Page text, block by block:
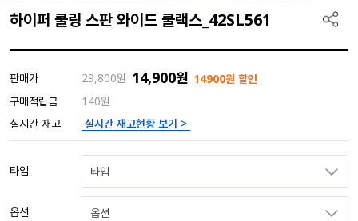
하이퍼 쿨링 스판 와이드 쿨랙스_42SL561
판매가 29,800원 14,900원 14900원 할인
구매적립금
140원
실시간 재고
실시간 재고현황 보기 >
타입 타입
옵션 옵션